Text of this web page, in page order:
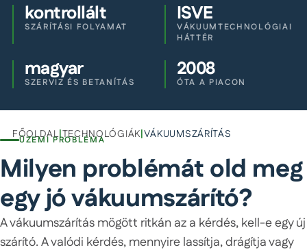
kontrollált
SZÁRÍTÁSI FOLYAMAT
ISVE
VÁKUUMTECHNOLÓGIAI
HÁTTÉR
magyar
SZERVIZ ÉS BETANÍTÁS
2008
ÓTA A PIACON
FŐOLDAL|TECHNOLÓGIÁK|VÁKUUMSZÁRÍTÁS
ÜZEMI PROBLÉMA
Milyen problémát old meg
egy jó vákuumszárító?
A vákuumszárítás mögött ritkán az a kérdés, kell-e egy új
szárító. A valódi kérdés, mennyire lassítja, drágítja vagy